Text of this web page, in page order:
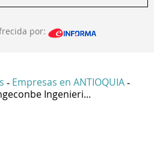
por:
- Empresas en ANTIOQUIA -
Ingenieri...